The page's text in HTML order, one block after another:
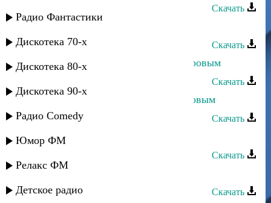
Радио Фантастики
Дискотека 70-х
Дискотека 80-х
Дискотека 90-х
Радио Comedy
Юмор ФМ
Релакс ФМ
Детское радио
Скачать
Дурия Рагимова - Етим Эмин
Скачать
Дурия Рагимова - Дуэт с Г. Мансуровым
Скачать
Дурия Рагимова - Дуэт с А. Габибовым
Скачать
Дурия Рагимова - Духтур руш
Скачать
Скачать